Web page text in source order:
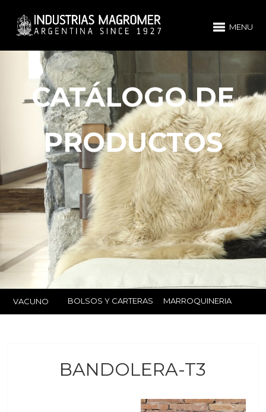
MENU
CATÁLOGO DE
PRODUCTOS
VACUNO BOLSOS Y CARTERAS MARROQUINERIA
BANDOLERA-T3